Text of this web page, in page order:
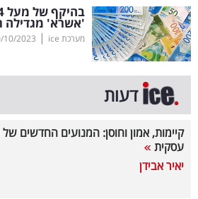
ופנאי
תיירות
TOP-
5
המילון
הכלכלי
'אשרא' מגדילה
מערכת ice |
10/2023
דעות
קיימות, אמון וחוסן: המנועים החדשים
עסקית
יאיר אבידן